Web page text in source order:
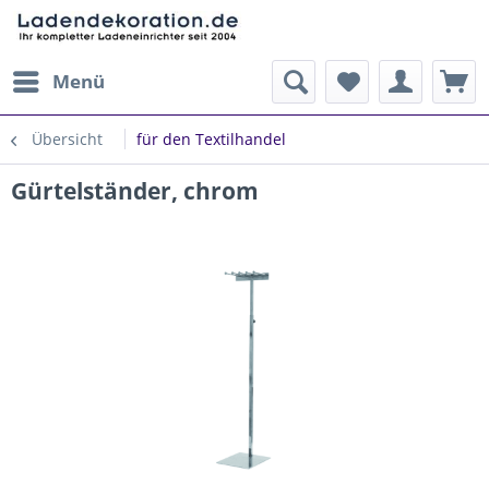
Menü
Übersicht für den Textilhandel
Gürtelständer, chrom